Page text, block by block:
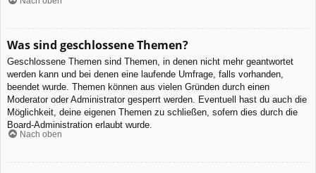
Was sind geschlossene Themen?
Geschlossene Themen sind Themen, in denen nicht mehr geantwortet
werden kann und bei denen eine laufende Umfrage, falls vorhanden,
beendet wurde. Themen können aus vielen Gründen durch einen
Moderator oder Administrator gesperrt werden. Eventuell hast du auch die
Möglichkeit, deine eigenen Themen zu schließen, sofern dies durch die
Board-Administration erlaubt wurde.
Nach oben